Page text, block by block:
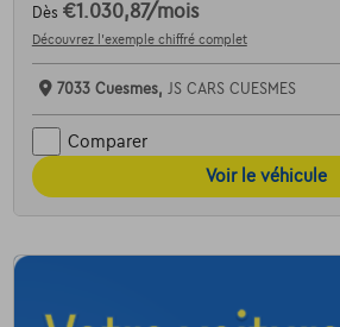
Dès €1.030,87/mois
Découvrez l’exemple chiffré complet
7033 Cuesmes, JS CARS CUESMES
Comparer
Voir le véhicule